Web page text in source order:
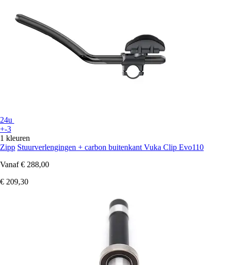
24u
+-3
1 kleuren
Zipp Stuurverlengingen + carbon buitenkant Vuka Clip Evo110
Vanaf € 288,00
€ 209,30